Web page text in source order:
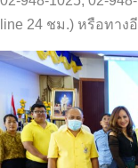
line 24 ชม.) หรือทาง